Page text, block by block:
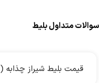
سوالات متداول بلیط
قیمت بلیط شیراز